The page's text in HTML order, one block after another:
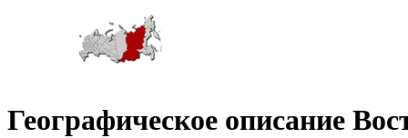
Географическое описание